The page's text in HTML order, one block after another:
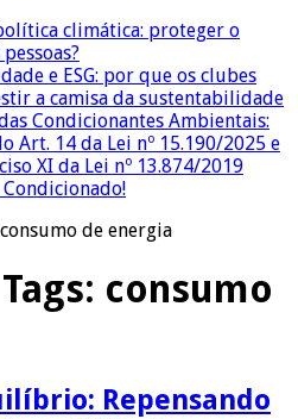
climática: proteger o
e ESG: por que os clubes
a camisa da sustentabilidade
Condicionantes Ambientais:
Art. 14 da Lei nº 15.190/2025 e
XI da Lei nº 13.874/2019
de energia
consumo
Repensando